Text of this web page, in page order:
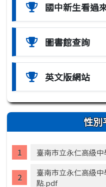
國中新生看過
圖書館查詢
英文版網站
性別
臺南市立永仁高級
臺南市立永仁高級
點.pdf